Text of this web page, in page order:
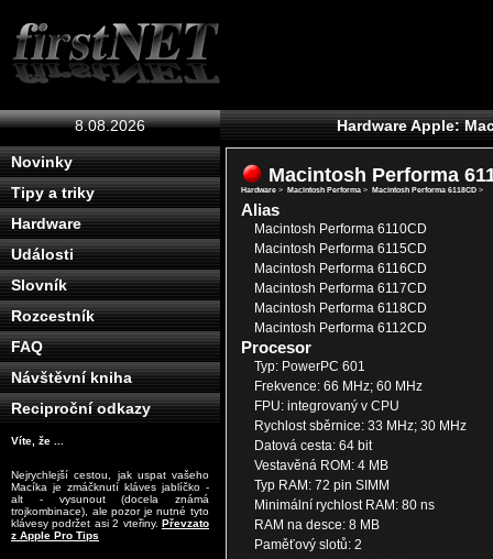
8.08.2026
Novinky
Tipy a triky
Hardware
Události
Slovník
Rozcestník
FAQ
Návštěvní kniha
Reciproční odkazy
Víte, že ...
Nejrychlejší cestou, jak uspat vašeho
Macíka je zmáčknutí kláves jablíčko -
alt - vysunout (docela známá
trojkombinace), ale pozor je nutné tyto
klávesy podržet asi 2 vteřiny. Převzato
z Apple Pro Tips
Hardware Apple:
Macintosh Performa
Hardware> Macintosh Performa> Macintosh Performa 6118CD>
Alias
Macintosh Performa 6110CD
Macintosh Performa 6115CD
Macintosh Performa 6116CD
Macintosh Performa 6117CD
Macintosh Performa 6118CD
Macintosh Performa 6112CD
Procesor
Typ: PowerPC 601
Frekvence: 66 MHz; 60 MHz
FPU: integrovaný v CPU
Rychlost sběrnice: 33 MHz; 30 MHz
Datová cesta: 64 bit
Vestavěná ROM: 4 MB
Typ RAM: 72 pin SIMM
Minimální rychlost RAM: 80 ns
RAM na desce: 8 MB
Paměťový slotů: 2